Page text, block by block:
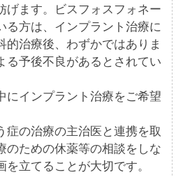
げます。ビスフォスフォネー
る方は、インプラント治療に
的治療後、わずかではありま
る予後不良があるとされてい
にインプラント治療をご希望
症の治療の主治医と連携を取
のための休薬等の相談をしな
立てることが大切です。